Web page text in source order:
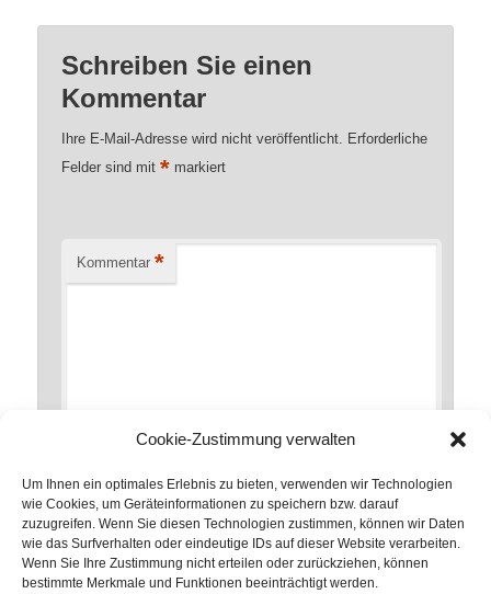
Cookie-Zustimmung verwalten
Um Ihnen ein optimales Erlebnis zu bieten, verwenden wir Technologien
wie Cookies, um Geräteinformationen zu speichern bzw. darauf
zuzugreifen. Wenn Sie diesen Technologien zustimmen, können wir Daten
wie das Surfverhalten oder eindeutige IDs auf dieser Website verarbeiten.
Wenn Sie Ihre Zustimmung nicht erteilen oder zurückziehen, können
bestimmte Merkmale und Funktionen beeinträchtigt werden.
Schreiben Sie einen
Kommentar
Ihre E-Mail-Adresse wird nicht veröffentlicht. Erforderliche
Felder sind mit* markiert
Kommentar *
Name *